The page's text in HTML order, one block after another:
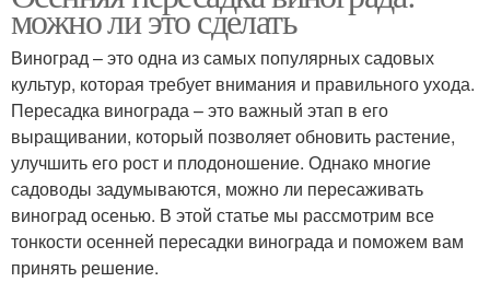
можно ли это сделать
Виноград – это одна из самых популярных садовых
культур, которая требует внимания и правильного ухода.
Пересадка винограда – это важный этап в его
выращивании, который позволяет обновить растение,
улучшить его рост и плодоношение. Однако многие
садоводы задумываются, можно ли пересаживать
виноград осенью. В этой статье мы рассмотрим все
тонкости осенней пересадки винограда и поможем вам
принять решение.